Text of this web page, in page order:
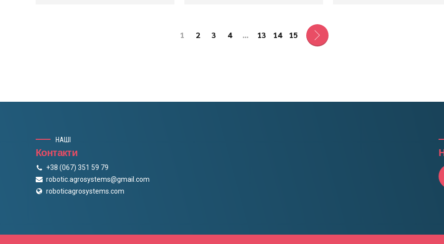
1 2 3 4 … 13 14 15
НАШІ
Контакти
+38 (067) 351 59 79
robotic.agrosystems@gmail.com
roboticagrosystems.com